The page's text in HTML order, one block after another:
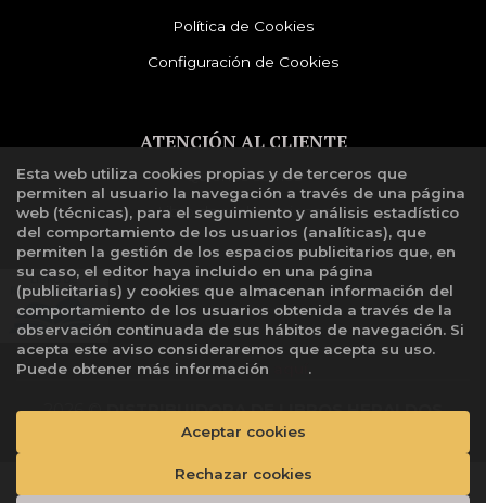
Política de Cookies
Configuración de Cookies
ATENCIÓN AL CLIENTE
Quiénes somos
Libro de reclamaciones
2026 ©DISTRIBUIDORA DE LIBROS HERALDOS
. Todos los Derechos Reservados |
Esta web utiliza cookies propias y de terceros que
permiten al usuario la navegación a través de una página
web (técnicas), para el seguimiento y análisis estadístico
del comportamiento de los usuarios (analíticas), que
permiten la gestión de los espacios publicitarios que, en
su caso, el editor haya incluido en una página
(publicitarias) y cookies que almacenan información del
comportamiento de los usuarios obtenida a través de la
observación continuada de sus hábitos de navegación. Si
acepta este aviso consideraremos que acepta su uso.
Puede obtener más información
.
Rechazar cookies
Aceptar cookies